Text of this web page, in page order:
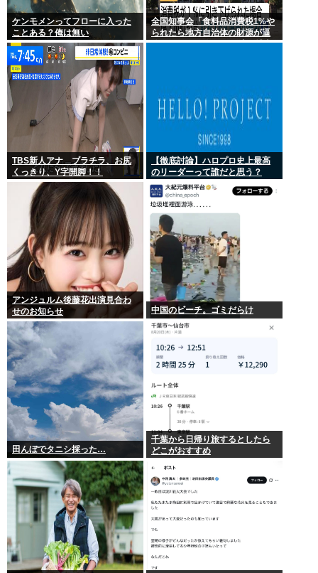
ケンモメンってフローに入った
ことある？俺は無い
全国知事会「食料品消費税1%や
られたら地方自治体の財源が逼
迫してしまう 」…この流れ地方
TBS新人アナ ブラチラ、お尻
くっきり、Y字開脚！！
【徹底討論】ハロプロ史上最高
のリーダーって誰だと思う？
アンジュルム後藤花出演見合わ
せのお知らせ
中国のビーチ。ゴミだらけ
田んぼでタニシ採った…
千葉から日帰り旅するとしたら
どこがおすすめ